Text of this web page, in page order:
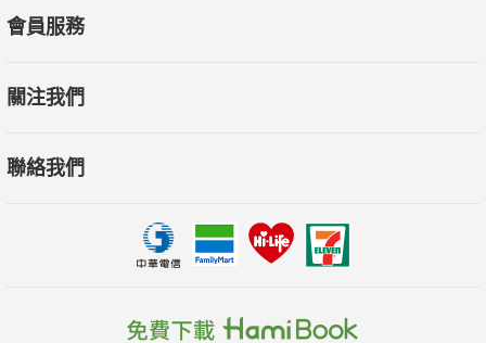
會員服務
關注我們
聯絡我們